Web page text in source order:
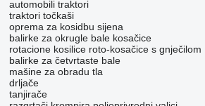
automobili traktori
traktori točkaši
oprema za kosidbu sijena
balirke za okrugle bale kosačice
rotacione kosilice roto-kosačice s gnječilom
balirke za četvrtaste bale
mašine za obradu tla
drljače
tanjirače